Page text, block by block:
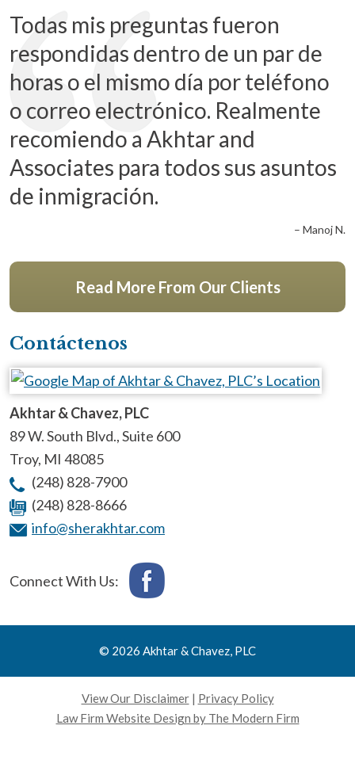
Todas mis preguntas fueron
respondidas dentro de un par de
horas o el mismo día por teléfono
o correo electrónico. Realmente
recomiendo a Akhtar and
Associates para todos sus asuntos
de inmigración.
– Manoj N.
Read More From Our Clients
Contáctenos
Akhtar & Chavez, PLC
89 W. South Blvd., Suite 600
Troy, MI 48085
(248) 828-7900
(248) 828-8666
info@sherakhtar.com
Connect With Us:
© 2026 Akhtar & Chavez, PLC
View Our Disclaimer| Privacy Policy
Law Firm Website Design by The Modern Firm